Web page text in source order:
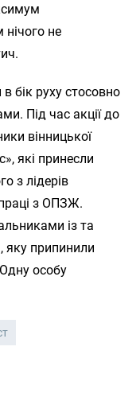
не
бік руху стосовно
Під час акції до
вінницької
які принесли
з лідерів
з ОПЗЖ.
із та
яку припинили
Одну особу